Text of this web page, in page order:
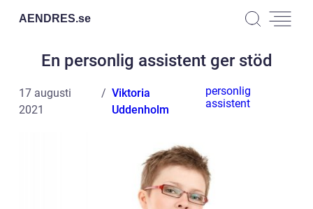
AENDRES.se
En personlig assistent ger stöd
17 augusti
2021
Viktoria
Uddenholm
personlig
assistent